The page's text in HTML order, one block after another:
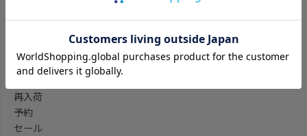
子供服をブランド一覧から探す
子供服をアイテム一覧から探す
ベビー服ギフト通販のCWTCH
再入荷
予約
セール